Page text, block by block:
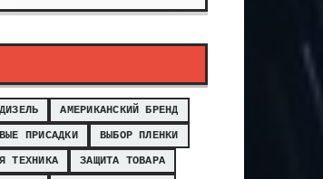
АМЕРИКАНСКИЙ БРЕНД
ПРИСАДКИ
ВЫБОР ПЛЕНКИ
ТЕХНИКА
ЗАЩИТА ТОВАРА